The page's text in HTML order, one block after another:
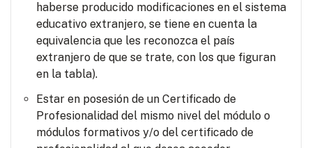
haberse producido modificaciones en el sistema
educativo extranjero, se tiene en cuenta la
equivalencia que les reconozca el país
extranjero de que se trate, con los que figuran
en la tabla).
Estar en posesión de un Certificado de
Profesionalidad del mismo nivel del módulo o
módulos formativos y/o del certificado de